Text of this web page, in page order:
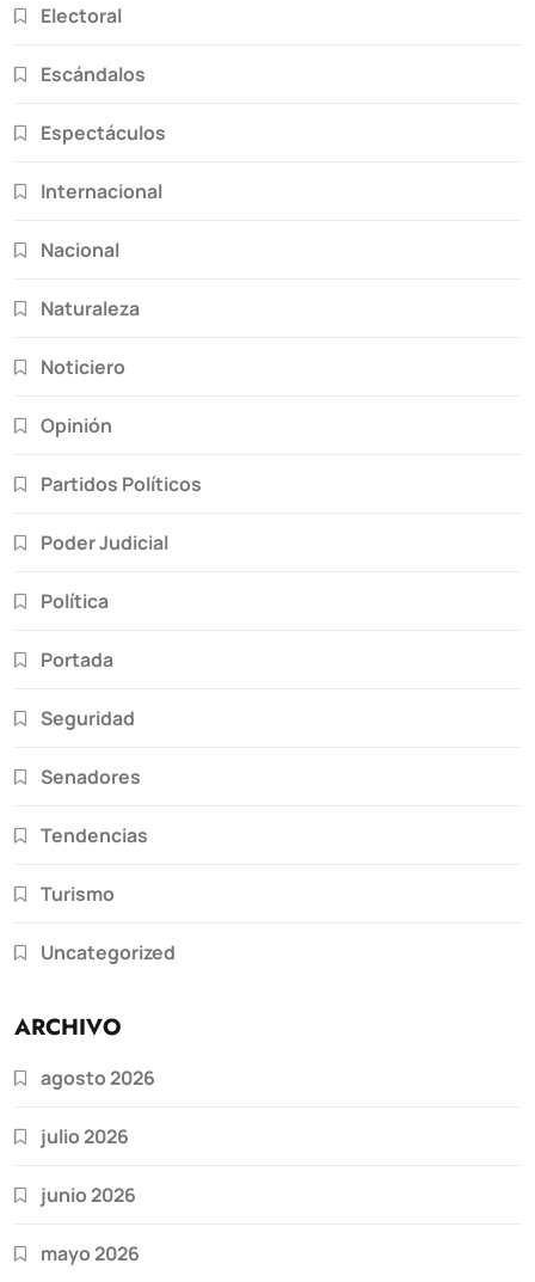
Electoral
Escándalos
Espectáculos
Internacional
Nacional
Naturaleza
Noticiero
Opinión
Partidos Políticos
Poder Judicial
Política
Portada
Seguridad
Senadores
Tendencias
Turismo
Uncategorized
ARCHIVO
agosto 2026
julio 2026
junio 2026
mayo 2026